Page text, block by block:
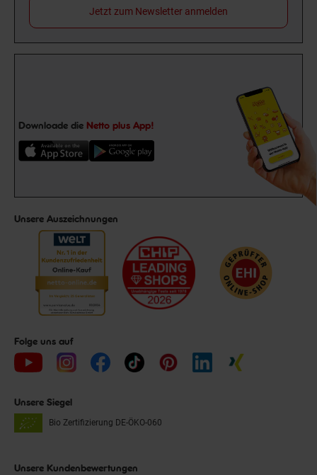
Jetzt zum Newsletter anmelden
Downloade die Netto plus App!
Unsere Auszeichnungen
Folge uns auf
Unsere Siegel
Bio Zertifizierung DE-ÖKO-060
Unsere Kundenbewertungen